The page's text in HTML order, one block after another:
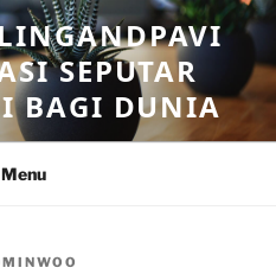
SEPUTAR
BAGI DUNIA
Menu